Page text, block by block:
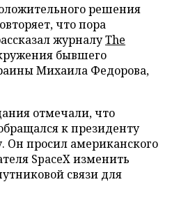
решения
что пора
журналуThe
бывшего
Михаила Федорова,
отмечали, что
к президенту
просил американского
SpaceX изменить
связи для